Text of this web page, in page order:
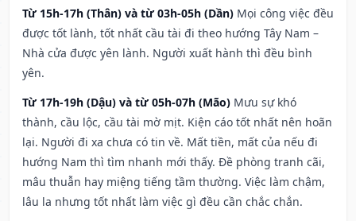
Từ 15h-17h (Thân) và từ 03h-05h (Dần) Mọi công việc đều
được tốt lành, tốt nhất cầu tài đi theo hướng Tây Nam –
Nhà cửa được yên lành. Người xuất hành thì đều bình
yên.
Từ 17h-19h (Dậu) và từ 05h-07h (Mão) Mưu sự khó
thành, cầu lộc, cầu tài mờ mịt. Kiện cáo tốt nhất nên hoãn
lại. Người đi xa chưa có tin về. Mất tiền, mất của nếu đi
hướng Nam thì tìm nhanh mới thấy. Đề phòng tranh cãi,
mâu thuẫn hay miệng tiếng tầm thường. Việc làm chậm,
lâu la nhưng tốt nhất làm việc gì đều cần chắc chắn.